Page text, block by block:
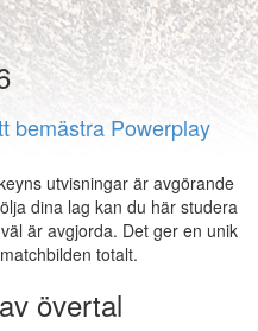
bemästra Powerplay
utvisningar är avgörande
dina lag kan du här studera
är avgjorda. Det ger en unik
totalt.
övertal